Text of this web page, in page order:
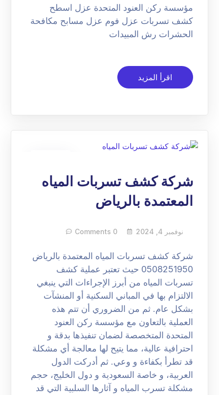
مؤسسة ركن العنود المتحدة عزل اسطح
كشف تسربات عزل فوم عزل مسابح مكافحة
الحشرات رش المبيدات
اقرأ المزيد
نوفمبر
شركة كشف تسربات المياه
المعتمدة بالرياض
نوفمبر 4, 2024 0 Comments
شركة كشف تسربات المياه المعتمدة بالرياض
0508251950 حيث تعتبر عملية كشف
تسربات المياه من أبرز الإجراءات التي ينبغي
الالتزام بها في المباني السكنية أو المنشآت
بشكل عام. ثم من الضروري أن تتم هذه
العملية بالتعاون مع مؤسسة ركن العنود
المتحدة المتخصصة لضمان تنفيذها بدقة و
احترافية عالية، مما يتيح لها معالجة أي مشكلة
قد تطرأ بكفاءة و وعي. ثم أدركت الدول
العربية، و خاصة السعودية و دول الخليج، حجم
مشكلة تسرب المياه و آثارها السلبية التي قد